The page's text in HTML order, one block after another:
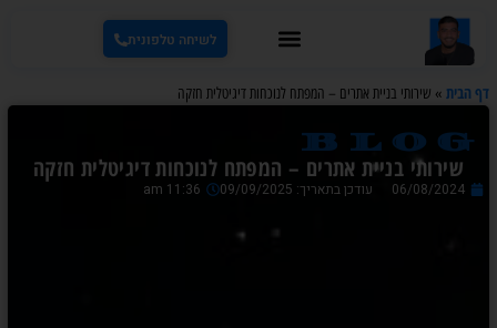
לשיחה טלפונית
דף הבית » שירותי בניית אתרים – המפתח לנוכחות דיגיטלית חזקה
blog
שירותי בניית אתרים – המפתח לנוכחות דיגיטלית חזקה
06/08/2024 עודכן בתאריך: 09/09/2025 11:36 am